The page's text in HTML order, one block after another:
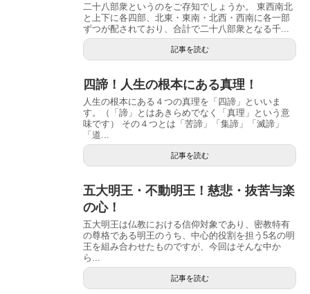
二十八部衆というのをご存知でしょうか。 東西南北
と上下に各四部、北東・東南・北西・西南に各一部
ずつが配されており、合計で二十八部衆となる千...
記事を読む
四諦！人生の根本にある真理！
人生の根本にある４つの真理を「四諦」といいま
す。（「諦」とはあきらめでなく「真理」という意
味です） その４つとは「苦諦」「集諦」「滅諦」
「道...
記事を読む
五大明王・不動明王！慈悲・抜苦与楽
の心！
五大明王は仏教における信仰対象であり、密教特有
の尊格である明王のうち、中心的役割を担う5名の明
王を組み合わせたものですが、今回はそんな中か
ら...
記事を読む